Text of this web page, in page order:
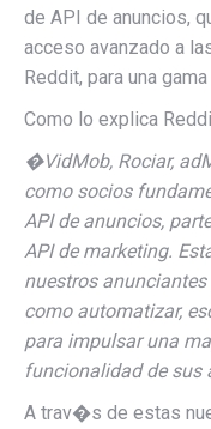
de API de anuncios,
acceso avanzado a
Reddit, para una
Como lo explica
�VidMob, Rociar,
como socios
API de anuncios,
API de marketing.
nuestros
como automatizar,
para impulsar una
funcionalidad de sus
A trav�s de estas